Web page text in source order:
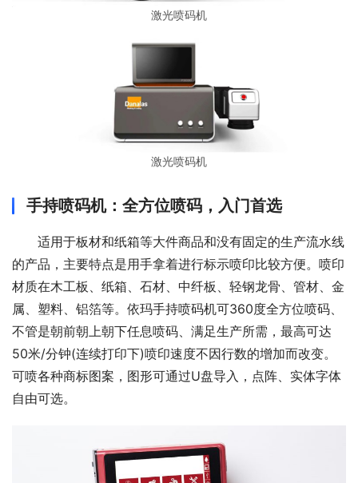
激光喷码机
激光喷码机
手持喷码机：全方位喷码，入门首选
适用于板材和纸箱等大件商品和没有固定的生产流水线
的产品，主要特点是用手拿着进行标示喷印比较方便。喷印
材质在木工板、纸箱、石材、中纤板、轻钢龙骨、管材、金
属、塑料、铝箔等。依玛手持喷码机可360度全方位喷码、
不管是朝前朝上朝下任息喷码、满足生产所需，最高可达
50米/分钟(连续打印下)喷印速度不因行数的增加而改变。
可喷各种商标图案，图形可通过U盘导入，点阵、实体字体
自由可选。